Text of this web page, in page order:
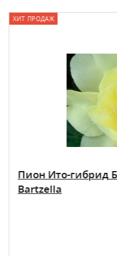
ХИТ ПРОДАЖ
Пион Ито-гибрид
Bartzella